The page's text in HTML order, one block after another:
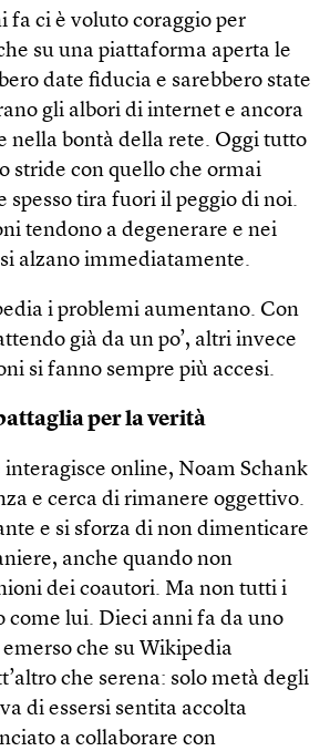
fa ci è voluto coraggio per
su una piattaforma aperta le
date fiducia e sarebbero state
gli albori di internet e ancora
nella bontà della rete. Oggi tutto
stride con quello che ormai
spesso tira fuori il peggio di noi.
tendono a degenerare e nei
alzano immediatamente.
i problemi aumentano. Con
già da un po’, altri invece
si fanno sempre più accesi.
per la verità
interagisce online, Noam Schank
e cerca di rimanere oggettivo.
e si sforza di non dimenticare
anche quando non
dei coautori. Ma non tutti i
come lui. Dieci anni fa da uno
che su Wikipedia
che serena: solo metà degli
di essersi sentita accolta
a collaborare con